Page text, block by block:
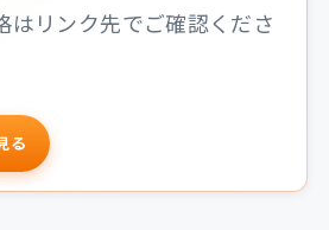
はリンク先でご確認くださ
る